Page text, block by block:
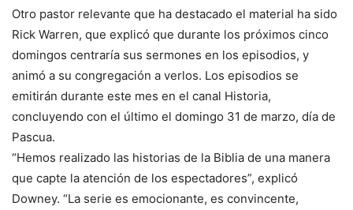
Otro pastor relevante que ha destacado el material ha sido
Rick Warren, que explicó que durante los próximos cinco
domingos centraría sus sermones en los episodios, y
animó a su congregación a verlos. Los episodios se
emitirán durante este mes en el canal Historia,
concluyendo con el último el domingo 31 de marzo, día de
Pascua.
“Hemos realizado las historias de la Biblia de una manera
que capte la atención de los espectadores”, explicó
Downey. “La serie es emocionante, es convincente,